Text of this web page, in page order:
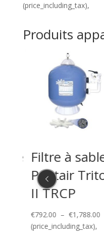
(price_including_tax),
Produits
Filtre à sable
Pentair
II TRCP
792.00 – € 1,788.00
de
(price_including_tax),